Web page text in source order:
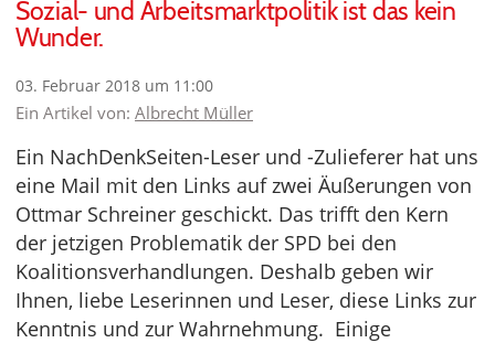
Sozial- und Arbeitsmarktpolitik ist das kein
Wunder.
03. Februar 2018 um 11:00
Ein Artikel von: Albrecht Müller
Ein NachDenkSeiten-Leser und -Zulieferer hat uns
eine Mail mit den Links auf zwei Äußerungen von
Ottmar Schreiner geschickt. Das trifft den Kern
der jetzigen Problematik der SPD bei den
Koalitionsverhandlungen. Deshalb geben wir
Ihnen, liebe Leserinnen und Leser, diese Links zur
Kenntnis und zur Wahrnehmung. Einige